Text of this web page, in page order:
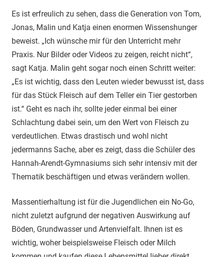
Es ist erfreulich zu sehen, dass die Generation von Tom,
Jonas, Malin und Katja einen enormen Wissenshunger
beweist. „Ich wünsche mir für den Unterricht mehr
Praxis. Nur Bilder oder Videos zu zeigen, reicht nicht“,
sagt Katja. Malin geht sogar noch einen Schritt weiter:
„Es ist wichtig, dass den Leuten wieder bewusst ist, dass
für das Stück Fleisch auf dem Teller ein Tier gestorben
ist.“ Geht es nach ihr, sollte jeder einmal bei einer
Schlachtung dabei sein, um den Wert von Fleisch zu
verdeutlichen. Etwas drastisch und wohl nicht
jedermanns Sache, aber es zeigt, dass die Schüler des
Hannah-Arendt-Gymnasiums sich sehr intensiv mit der
Thematik beschäftigen und etwas verändern wollen.
Massentierhaltung ist für die Jugendlichen ein No-Go,
nicht zuletzt aufgrund der negativen Auswirkung auf
Böden, Grundwasser und Artenvielfalt. Ihnen ist es
wichtig, woher beispielsweise Fleisch oder Milch